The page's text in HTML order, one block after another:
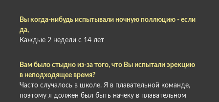
Вы когда-нибудь испытывали ночную поллюцию - если
да,
Каждые 2 недели с 14 лет
Вам было стыдно из-за того, что Вы испытали эрекцию
в неподходящее время?
Часто случалось в школе. Я в плавательной команде,
поэтому я должен был быть начеку в плавательном